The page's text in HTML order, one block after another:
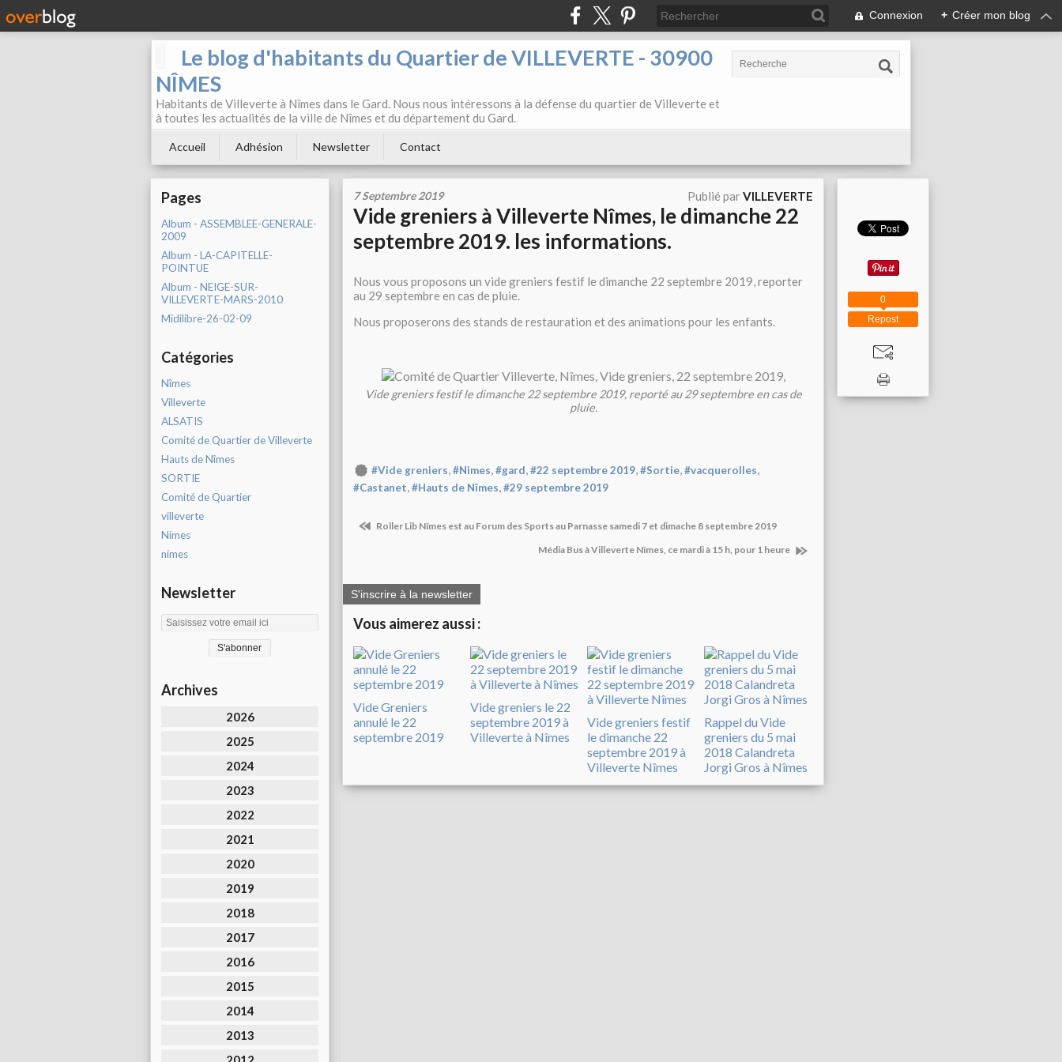
Connexion + Créer mon blog
Le blog d'habitants du Quartier de VILLEVERTE - 30900
NÎMES
Habitants de Villeverte à Nîmes dans le Gard. Nous nous intéressons à la défense du quartier de Villeverte et
à toutes les actualités de la ville de Nîmes et du département du Gard.
Accueil Adhésion Newsletter Contact
Pages
Album - ASSEMBLEE-GENERALE-
2009
Album - LA-CAPITELLE-
POINTUE
Album - NEIGE-SUR-
VILLEVERTE-MARS-2010
Midilibre-26-02-09
Catégories
Nîmes
Villeverte
ALSATIS
Comité de Quartier de Villeverte
Hauts de Nîmes
SORTIE
Comité de Quartier
villeverte
Nimes
nimes
Newsletter
Archives
2026
2025
2024
2023
2022
2021
2020
2019
2018
2017
2016
2015
2014
2013
7 Septembre 2019 Publié parVILLEVERTE
Vide greniers à Villeverte Nîmes, le dimanche 22
septembre 2019. les informations.
Nous vous proposons un vide greniers festif le dimanche 22 septembre 2019, reporter
au 29 septembre en cas de pluie.
Nous proposerons des stands de restauration et des animations pour les enfants.
Vide greniers festif le dimanche 22 septembre 2019, reporté au 29 septembre en cas de
pluie.
#Vide greniers,#Nimes,#gard,#22 septembre 2019,#Sortie,#vacquerolles,
#Castanet,#Hauts de Nîmes,#29 septembre 2019
Roller Lib Nîmes est au Forum des Sports au Parnasse samedi 7 et dimache 8 septembre 2019
Média Bus à Villeverte Nîmes, ce mardi à 15 h, pour 1 heure
S'inscrire à la newsletter
Vous aimerez aussi :
Vide Greniers
annulé le 22
septembre 2019
Vide greniers le 22
septembre 2019 à
Villeverte à Nîmes
Vide greniers festif
le dimanche 22
septembre 2019 à
Villeverte Nîmes
Rappel du Vide
greniers du 5 mai
2018 Calandreta
Jorgi Gros à Nîmes
Repost
0